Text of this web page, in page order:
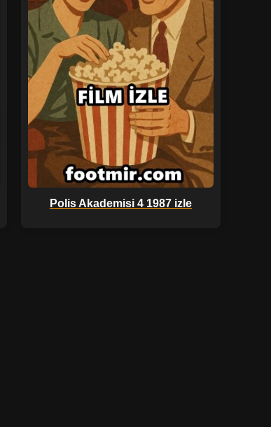
Polis Akademisi 4 1987 izle